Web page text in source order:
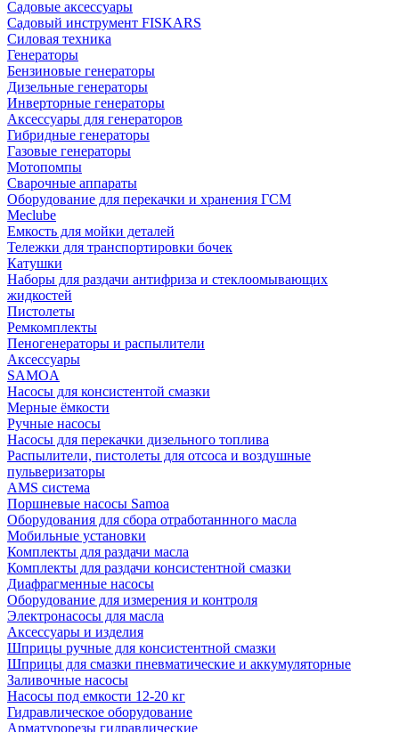
Садовые аксессуары
Садовый инструмент FISKARS
Силовая техника
Генераторы
Бензиновые генераторы
Дизельные генераторы
Инверторные генераторы
Аксессуары для генераторов
Гибридные генераторы
Газовые генераторы
Мотопомпы
Сварочные аппараты
Оборудование для перекачки и хранения ГСМ
Meclube
Емкость для мойки деталей
Тележки для транспортировки бочек
Катушки
Наборы для раздачи антифриза и стеклоомывающих
жидкостей
Пистолеты
Ремкомплекты
Пеногенераторы и распылители
Аксессуары
SAMOA
Насосы для консистентой смазки
Мерные ёмкости
Ручные насосы
Насосы для перекачки дизельного топлива
Распылители, пистолеты для отсоса и воздушные
пульверизаторы
AMS система
Поршневые насосы Samoa
Оборудования для сбора отработаннного масла
Мобильные установки
Комплекты для раздачи масла
Комплекты для раздачи консистентной смазки
Диафрагменные насосы
Оборудование для измерения и контроля
Электронасосы для масла
Аксессуары и изделия
Шприцы ручные для консистентной смазки
Шприцы для смазки пневматические и аккумуляторные
Заливочные насосы
Насосы под емкости 12-20 кг
Гидравлическое оборудование
Арматурорезы гидравлические